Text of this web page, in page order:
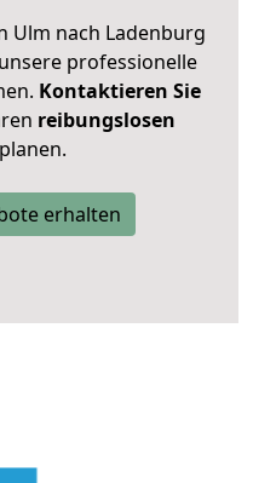
Ulm nach Ladenburg
professionelle
Kontaktieren Sie
reibungslosen
erhalten